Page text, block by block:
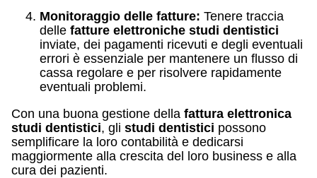
Monitoraggio delle fatture: Tenere traccia
delle fatture elettroniche studi dentistici
inviate, dei pagamenti ricevuti e degli eventuali
errori è essenziale per mantenere un flusso di
cassa regolare e per risolvere rapidamente
eventuali problemi.
Con una buona gestione della fattura elettronica
studi dentistici, gli studi dentistici possono
semplificare la loro contabilità e dedicarsi
maggiormente alla crescita del loro business e alla
cura dei pazienti.